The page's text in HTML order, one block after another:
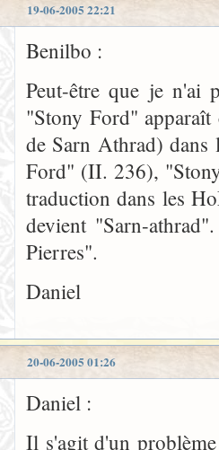
19-06-2005 22:21
Benilbo :
Peut-être que je n'ai
"Stony Ford"
de Sarn Athrad)
Ford" (II. 236),
traduction dans les
devient "Sarn-
Pierres".
Daniel
20-06-2005 01:26
Daniel :
Il s'agit d'un